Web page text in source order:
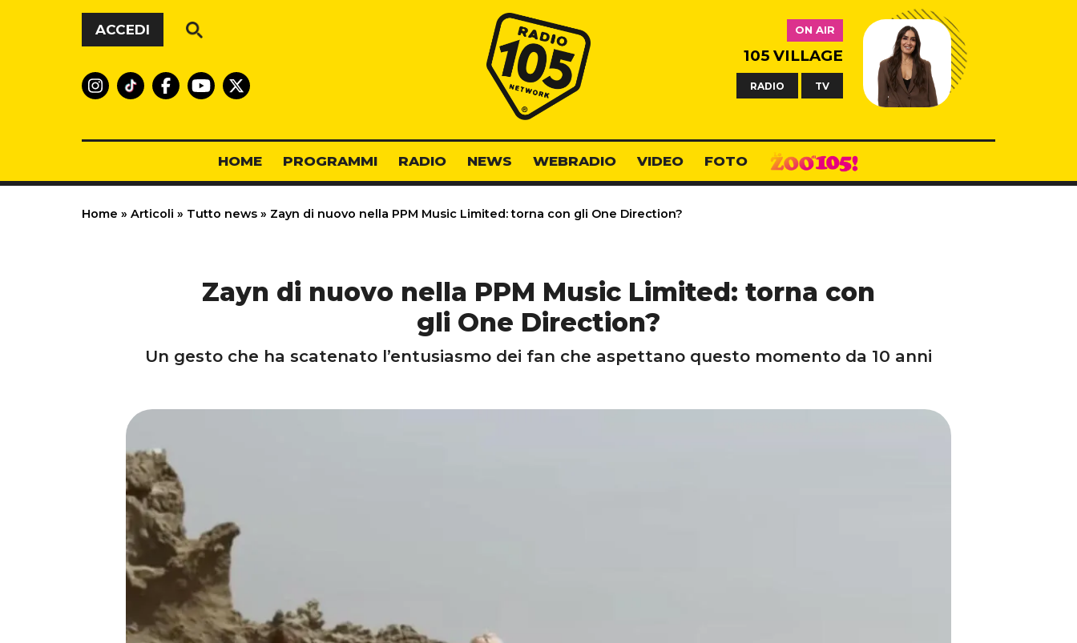
Vai al contenuto
ACCEDI
Radio 105
ON AIR
105 VILLAGE
RADIO TV
HOME PROGRAMMI RADIO NEWS WEBRADIO VIDEO FOTO
Home » Articoli » Tutto news » Zayn di nuovo nella PPM Music Limited: torna con gli One Direction?
Zayn di nuovo nella PPM Music Limited: torna con
gli One Direction?
Un gesto che ha scatenato l’entusiasmo dei fan che aspettano questo momento da 10 anni